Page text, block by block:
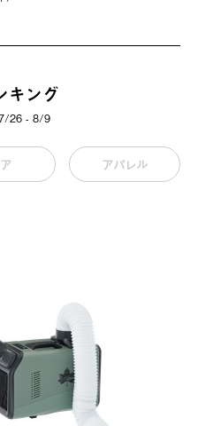
キング
7/26 - 8/9
アパレル